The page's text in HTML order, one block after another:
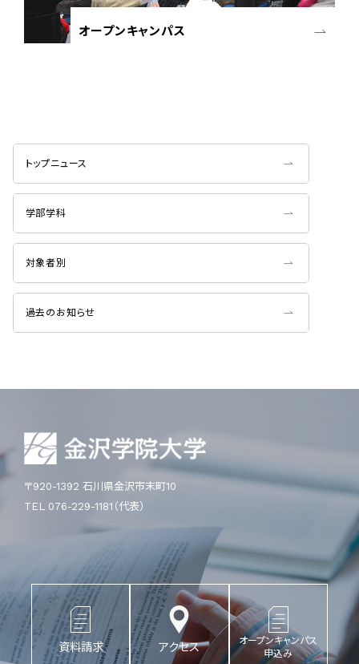
オープンキャンパス
トップニュース
学部学科
対象者別
過去のお知らせ
〒920-1392 石川県金沢市末町10
TEL 076-229-1181（代表）
資料請求 アクセス
オープンキャンパス
申込み